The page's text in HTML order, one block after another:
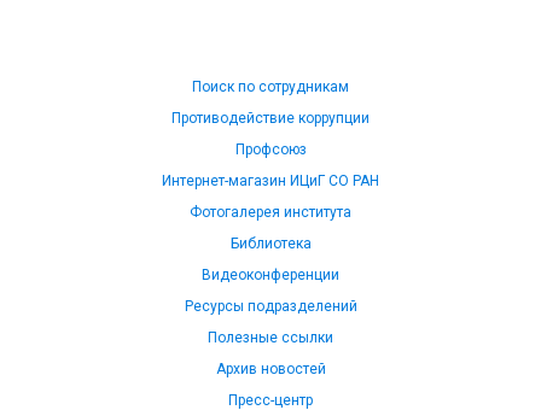
Поиск по сотрудникам
Противодействие коррупции
Профсоюз
Интернет-магазин ИЦиГ СО РАН
Фотогалерея института
Библиотека
Видеоконференции
Ресурсы подразделений
Полезные ссылки
Архив новостей
Пресс-центр